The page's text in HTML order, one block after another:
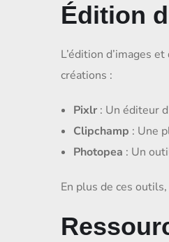
Édition
L’édition d’images
créations :
Pixlr : Un éditeur
Clipchamp : Une
Photopea : Un
En plus de ces